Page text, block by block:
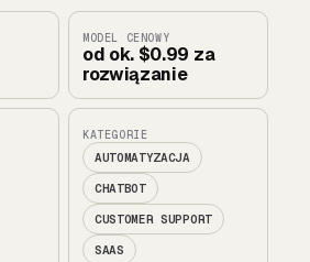
MODEL CENOWY
od ok. $0.99 za
rozwiązanie
KATEGORIE
AUTOMATYZACJA
CHATBOT
CUSTOMER SUPPORT
SAAS